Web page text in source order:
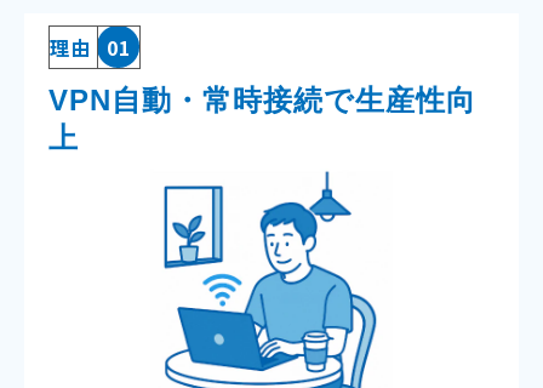
理由 01
VPN自動・常時接続で生産性向
上